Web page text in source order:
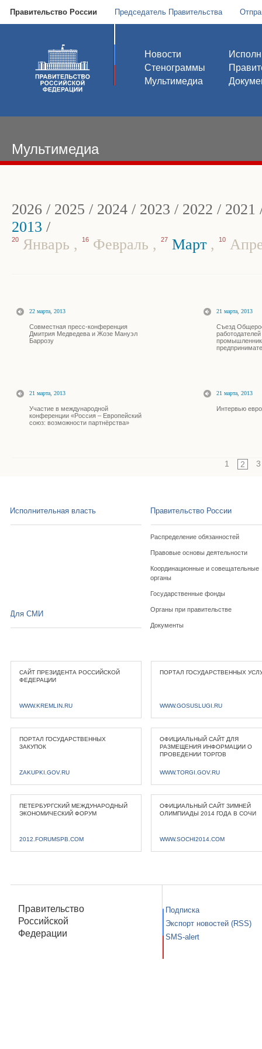
Правительство России Председатель Правительства
Новости
Стенограммы
Мультимедиа
Мультимедиа
2026 / 2025 / 2024 / 2023 / 2022 / 2021
2013 /
20 Январь , 16 Февраль , 27 Март , 10
22 марта, 2013
Совместная пресс-конференция
Дмитрия Медведева и Жозе Мануэл
Баррозу
21 марта, 2013
Съезд
21 марта, 2013
Участие в международной
конференции «Россия – Европейский
союз: возможности партнёрства»
21 марта, 2013
Интервью
1 2 3
Исполнительная власть Правительство России
Распределение обязанностей
Правовые основы деятельности
Координационные и совещательные
органы
Государственные фонды
Органы при правительстве
Документы
Для СМИ
САЙТ ПРЕЗИДЕНТА РОССИЙСКОЙ
ФЕДЕРАЦИИ
WWW.KREMLIN.RU
ПОРТАЛ ГОСУДАРСТВЕННЫХ
WWW.GOSUSLUGI.RU
ПОРТАЛ ГОСУДАРСТВЕННЫХ
ЗАКУПОК
ZAKUPKI.GOV.RU
ОФИЦИАЛЬНЫЙ САЙТ ДЛЯ
РАЗМЕЩЕНИЯ ИНФОРМАЦИИ О
ПРОВЕДЕНИИ ТОРГОВ
WWW.TORGI.GOV.RU
ПЕТЕРБУРГСКИЙ МЕЖДУНАРОДНЫЙ
ЭКОНОМИЧЕСКИЙ ФОРУМ
2012.FORUMSPB.COM
ОФИЦИАЛЬНЫЙ САЙТ ЗИМНЕЙ
ОЛИМПИАДЫ 2014 ГОДА В СОЧИ
WWW.SOCHI2014.COM
Правительство
Российской
Федерации
Подписка
Экспорт новостей (RSS)
SMS-alert